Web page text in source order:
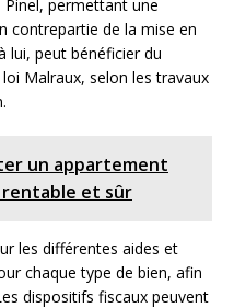
permettant une
contrepartie de la mise en
lui, peut bénéficier du
Malraux, selon les travaux
un appartement
et sûr
les différentes aides et
chaque type de bien, afin
dispositifs fiscaux peuvent